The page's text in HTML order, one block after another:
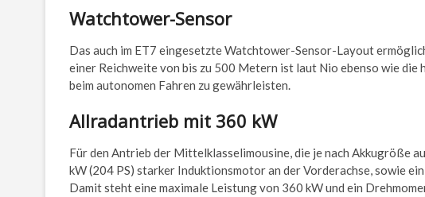
Watchtower-Sensor
Das auch im ET7 eingesetzte Watchtower-Sensor-Layout
einer Reichweite von bis zu 500 Metern ist laut Nio ebenso wie
beim autonomen Fahren zu gewährleisten.
Allradantrieb mit 360 kW
Für den Antrieb der Mittelklasselimousine, die je nach Akkugröße
kW (204 PS) starker Induktionsmotor an der Vorderachse, sowie
Damit steht eine maximale Leistung von 360 kW und ein